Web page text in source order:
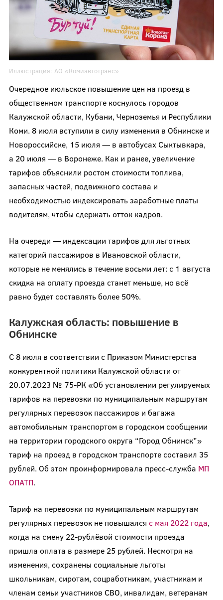
Иллюстрация: АО «Комиавтотранс»
Очередное июльское повышение цен на проезд в
общественном транспорте коснулось городов
Калужской области, Кубани, Черноземья и Республики
Коми. 8 июля вступили в силу изменения в Обнинске и
Новороссийске, 15 июля — в автобусах Сыктывкара,
а 20 июля — в Воронеже. Как и ранее, увеличение
тарифов объяснили ростом стоимости топлива,
запасных частей, подвижного состава и
необходимостью индексировать заработные платы
водителям, чтобы сдержать отток кадров.
На очереди — индексации тарифов для льготных
категорий пассажиров в Ивановской области,
которые не менялись в течение восьми лет: с 1 августа
скидка на оплату проезда станет меньше, но всё
равно будет составлять более 50%.
Калужская область: повышение в
Обнинске
С 8 июля в соответствии с Приказом Министерства
конкурентной политики Калужской области от
20.07.2023 № 75-РК «Об установлении регулируемых
тарифов на перевозки по муниципальным маршрутам
регулярных перевозок пассажиров и багажа
автомобильным транспортом в городском сообщении
на территории городского округа “Город Обнинск”»
тариф на проезд в городском транспорте составил 35
рублей. Об этом проинформировала пресс-служба МП
ОПАТП.
Тариф на перевозки по муниципальным маршрутам
регулярных перевозок не повышался с мая 2022 года,
когда на смену 22-рублёвой стоимости проезда
пришла оплата в размере 25 рублей. Несмотря на
изменения, сохранены социальные льготы
школьникам, сиротам, соцработникам, участникам и
членам семьи участников СВО, инвалидам, ветеранам